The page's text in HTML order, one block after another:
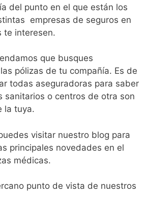
del punto en el que están los
empresas de seguros en
te interesen.
que busques
pólizas de tu compañía. Es de
todas aseguradoras para saber
sanitarios o centros de otra son
la tuya.
visitar nuestro blog para
principales novedades en el
médicas.
punto de vista de nuestros